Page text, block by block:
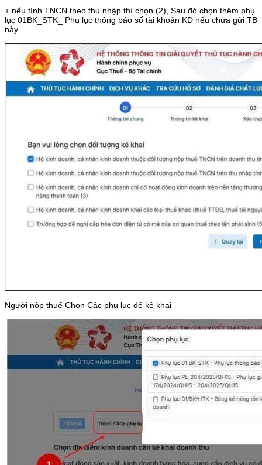
+ nếu tính TNCN theo thu nhập thì chọn (2), Sau đó chọn thêm phụ
lục 01BK_STK_ Phụ lục thông báo số tài khoản KD nếu chưa gửi TB
này.
Người nộp thuế Chọn Các phụ lục để kê khai